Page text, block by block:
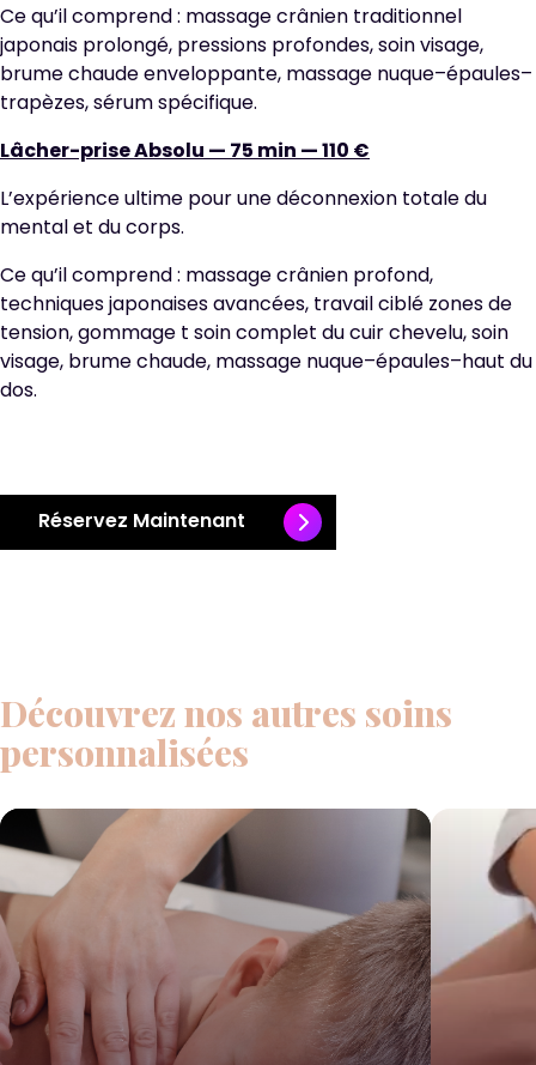
Ce qu’il comprend : massage crânien traditionnel
japonais prolongé, pressions profondes, soin visage,
brume chaude enveloppante, massage nuque–épaules–
trapèzes, sérum spécifique.
Lâcher-prise Absolu — 75 min — 110 €
L’expérience ultime pour une déconnexion totale du
mental et du corps.
Ce qu’il comprend : massage crânien profond,
techniques japonaises avancées, travail ciblé zones de
tension, gommage t soin complet du cuir chevelu, soin
visage, brume chaude, massage nuque–épaules–haut du
dos.
Réservez Maintenant
Découvrez nos autres soins
personnalisées